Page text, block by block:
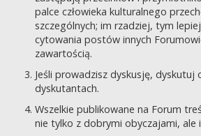
palce człowieka kulturalnego
szczególnych; im rzadziej, tym
cytowania postów innych
zawartością.
Jeśli prowadzisz dyskusję, dyskutuj
dyskutantach.
Wszelkie publikowane na Forum
nie tylko z dobrymi obyczajami, ale